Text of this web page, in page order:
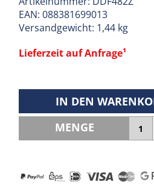
EAN: 088381699013
Versandgewicht: 1,44 kg
Lieferzeit auf Anfrage¹
IN DEN
MENGE